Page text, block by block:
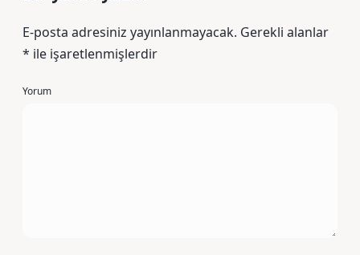
E-posta adresiniz yayınlanmayacak. Gerekli alanlar
* ile işaretlenmişlerdir
Yorum